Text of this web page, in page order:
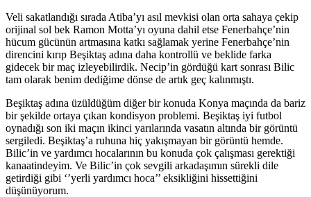
Veli sakatlandığı sırada Atiba’yı asıl mevkisi olan orta sahaya çekip
orijinal sol bek Ramon Motta’yı oyuna dahil etse Fenerbahçe’nin
hücum gücünün artmasına katkı sağlamak yerine Fenerbahçe’nin
direncini kırıp Beşiktaş adına daha kontrollü ve beklide farka
gidecek bir maç izleyebilirdik. Necip’in gördüğü kart sonrası Bilic
tam olarak benim dediğime dönse de artık geç kalınmıştı.
Beşiktaş adına üzüldüğüm diğer bir konuda Konya maçında da bariz
bir şekilde ortaya çıkan kondisyon problemi. Beşiktaş iyi futbol
oynadığı son iki maçın ikinci yarılarında vasatın altında bir görüntü
sergiledi. Beşiktaş’a ruhuna hiç yakışmayan bir görüntü hemde.
Bilic’in ve yardımcı hocalarının bu konuda çok çalışması gerektiği
kanaatindeyim. Ve Bilic’in çok sevgili arkadaşımın sürekli dile
getirdiği gibi ‘’yerli yardımcı hoca’’ eksikliğini hissettiğini
düşünüyorum.